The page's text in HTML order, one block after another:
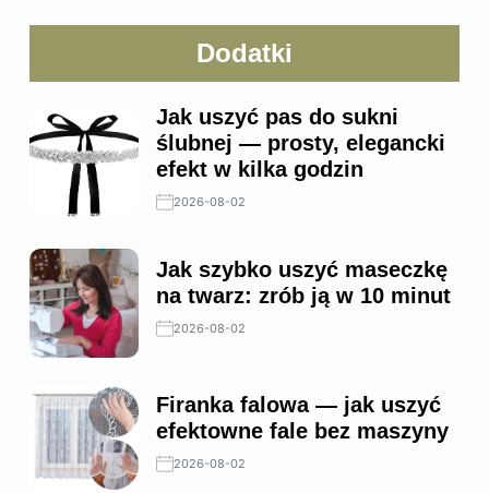
Dodatki
Jak uszyć pas do sukni
ślubnej — prosty, elegancki
efekt w kilka godzin
2026-08-02
Jak szybko uszyć maseczkę
na twarz: zrób ją w 10 minut
2026-08-02
Firanka falowa — jak uszyć
efektowne fale bez maszyny
2026-08-02